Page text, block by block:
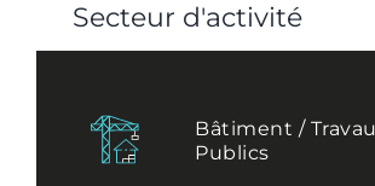
Secteur d'activité
Bâtiment /
Publics